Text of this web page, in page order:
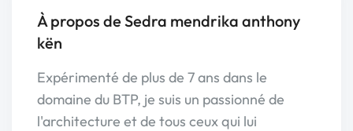
À propos de Sedra mendrika anthony
kën
Expérimenté de plus de 7 ans dans le
domaine du BTP, je suis un passionné de
l'architecture et de tous ceux qui lui